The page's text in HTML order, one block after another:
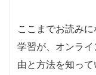
ここまでお読み
学習が、オンラ
由と方法を知って